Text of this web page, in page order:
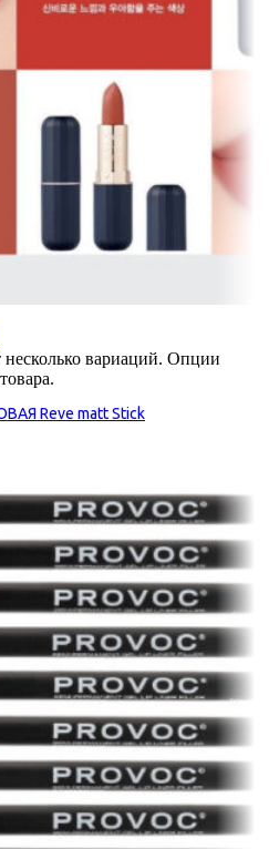
несколько вариаций. Опции
Reve matt Stick